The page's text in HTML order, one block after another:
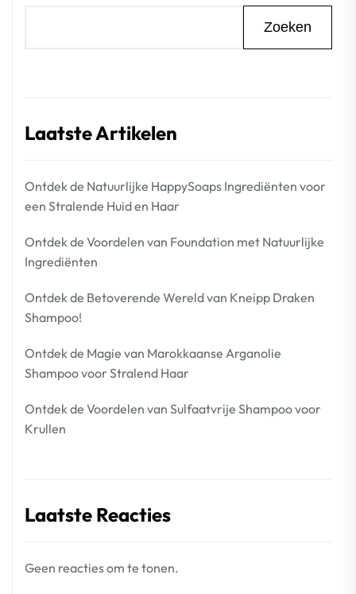
Zoeken
Laatste Artikelen
Ontdek de Natuurlijke HappySoaps Ingrediënten voor
een Stralende Huid en Haar
Ontdek de Voordelen van Foundation met Natuurlijke
Ingrediënten
Ontdek de Betoverende Wereld van Kneipp Draken
Shampoo!
Ontdek de Magie van Marokkaanse Arganolie
Shampoo voor Stralend Haar
Ontdek de Voordelen van Sulfaatvrije Shampoo voor
Krullen
Laatste Reacties
Geen reacties om te tonen.